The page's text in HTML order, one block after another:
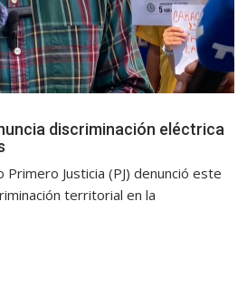
discriminación eléctrica
Primero Justicia (PJ) denunció este
territorial en la